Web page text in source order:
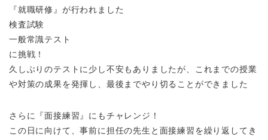
『就職研修』が行われました
検査試験
一般常識テスト
に挑戦！
久しぶりのテストに少し不安もありましたが、これまでの授業
や対策の成果を発揮し、最後までやり切ることができました
さらに『面接練習』にもチャレンジ！
この日に向けて、事前に担任の先生と面接練習を繰り返してき